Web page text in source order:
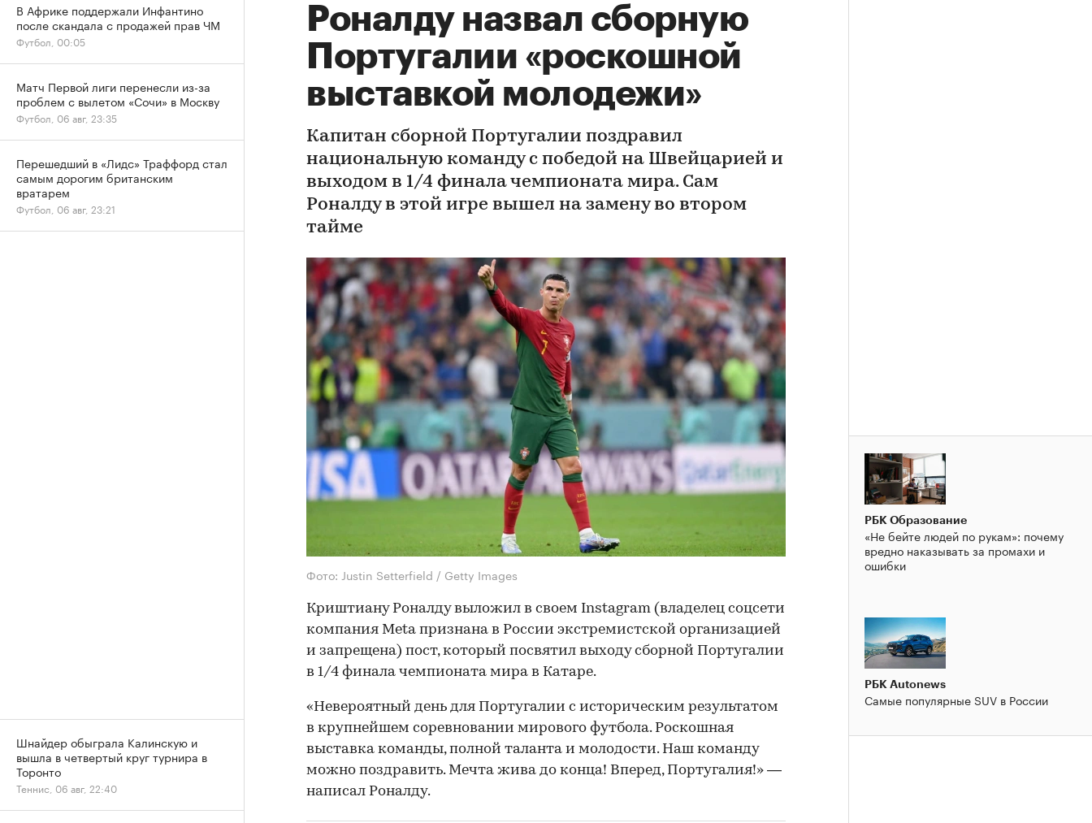
Роналду назвал сборную
Португалии «роскошной
выставкой молодежи»
Капитан сборной Португалии поздравил
национальную команду с победой на Швейцарией и
выходом в 1/4 финала чемпионата мира. Сам
Роналду в этой игре вышел на замену во втором
тайме
Фото: Justin Setterfield / Getty Images
Криштиану Роналду выложил в своем Instagram (владелец соцсети
компания Metа признана в России экстремистской организацией
и запрещена) пост, который посвятил выходу сборной Португалии
в 1/4 финала чемпионата мира в Катаре.
«Невероятный день для Португалии с историческим результатом
в крупнейшем соревновании мирового футбола. Роскошная
выставка команды, полной таланта и молодости. Наш команду
можно поздравить. Мечта жива до конца! Вперед, Португалия!» —
написал Роналду.
РБК Образование
«Не бейте людей по рукам»: почему
вредно наказывать за промахи и
ошибки
РБК Autonews
Самые популярные SUV в России
В Африке поддержали Инфантино
после скандала с продажей прав ЧМ
Футбол, 00:05
Матч Первой лиги перенесли из-за
проблем с вылетом «Сочи» в Москву
Футбол, 06 авг, 23:35
Перешедший в «Лидс» Траффорд стал
самым дорогим британским
вратарем
Футбол, 06 авг, 23:21
Шнайдер обыграла Калинскую и
вышла в четвертый круг турнира в
Торонто
Теннис, 06 авг, 22:40